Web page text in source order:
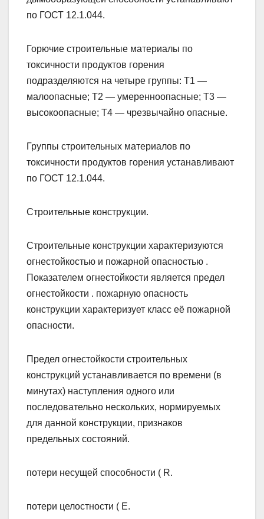
по ГОСТ 12.1.044.
Горючие строительные материалы по
токсичности продуктов горения
подразделяются на четыре группы: Т1 —
малоопасные; Т2 — умеренноопасные; Т3 —
высокоопасные; Т4 — чрезвычайно опасные.
Группы строительных материалов по
токсичности продуктов горения устанавливают
по ГОСТ 12.1.044.
Строительные конструкции.
Строительные конструкции характеризуются
огнестойкостью и пожарной опасностью .
Показателем огнестойкости является предел
огнестойкости . пожарную опасность
конструкции характеризует класс её пожарной
опасности.
Предел огнестойкости строительных
конструкций устанавливается по времени (в
минутах) наступления одного или
последовательно нескольких, нормируемых
для данной конструкции, признаков
предельных состояний.
потери несущей способности ( R.
потери целостности ( Е.